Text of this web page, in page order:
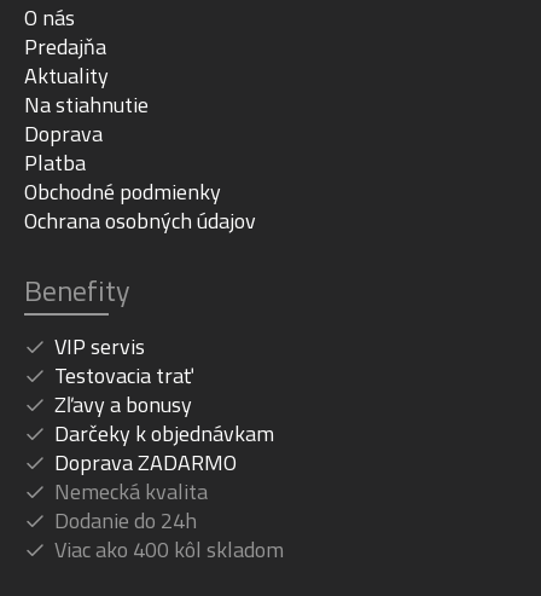
O nás
Predajňa
Aktuality
Na stiahnutie
Doprava
Platba
Obchodné podmienky
Ochrana osobných údajov
Benefity
VIP servis
Testovacia trať
Zľavy a bonusy
Darčeky k objednávkam
Doprava ZADARMO
Nemecká kvalita
Dodanie do 24h
Viac ako 400 kôl skladom